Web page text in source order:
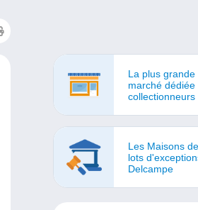
La plus grande
marché dédiée
collectionneurs
Les Maisons
lots
Delcampe